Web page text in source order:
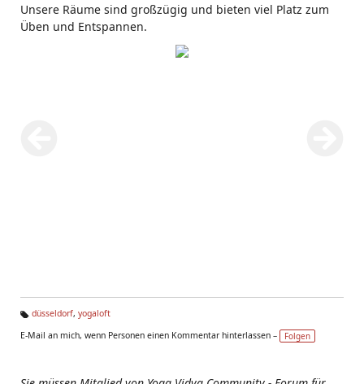
Unsere Räume sind großzügig und bieten viel Platz zum
Üben und Entspannen.
g
düsseldorf, yogaloft
E-Mail an mich, wenn Personen einen Kommentar hinterlassen –
Folgen